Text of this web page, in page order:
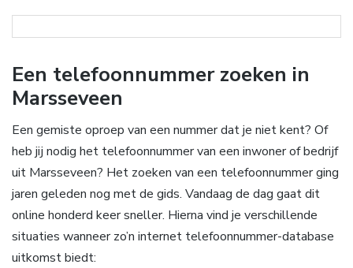
Een telefoonnummer zoeken in
Marsseveen
Een gemiste oproep van een nummer dat je niet kent? Of
heb jij nodig het telefoonnummer van een inwoner of bedrijf
uit Marsseveen? Het zoeken van een telefoonnummer ging
jaren geleden nog met de gids. Vandaag de dag gaat dit
online honderd keer sneller. Hierna vind je verschillende
situaties wanneer zo’n internet telefoonnummer-database
uitkomst biedt: